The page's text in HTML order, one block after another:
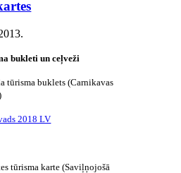
.
bukleti un ceļveži
tūrisma buklets (Carnikavas
tūrisma karte (Saviļņojošā